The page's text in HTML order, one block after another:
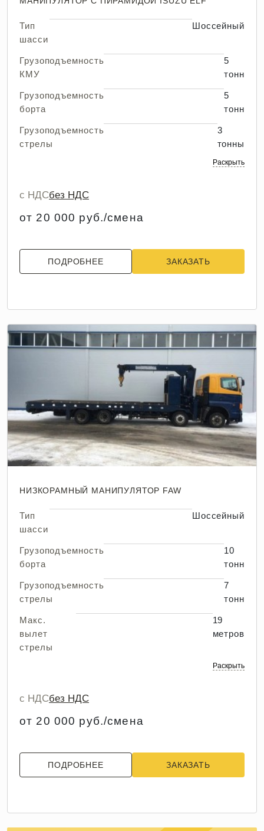
Тип
шасси
Шоссейный
Грузоподъемность
КМУ
5
тонн
Грузоподъемность
борта
5
тонн
Грузоподъемность
стрелы
3
тонны
Раскрыть
с НДСбез НДС
от 20 000 руб./смена
ПОДРОБНЕЕ ЗАКАЗАТЬ
НИЗКОРАМНЫЙ МАНИПУЛЯТОР FAW
Тип
шасси
Шоссейный
Грузоподъемность
борта
10
тонн
Грузоподъемность
стрелы
7
тонн
Макс.
вылет
стрелы
19
метров
Раскрыть
с НДСбез НДС
от 20 000 руб./смена
ПОДРОБНЕЕ ЗАКАЗАТЬ